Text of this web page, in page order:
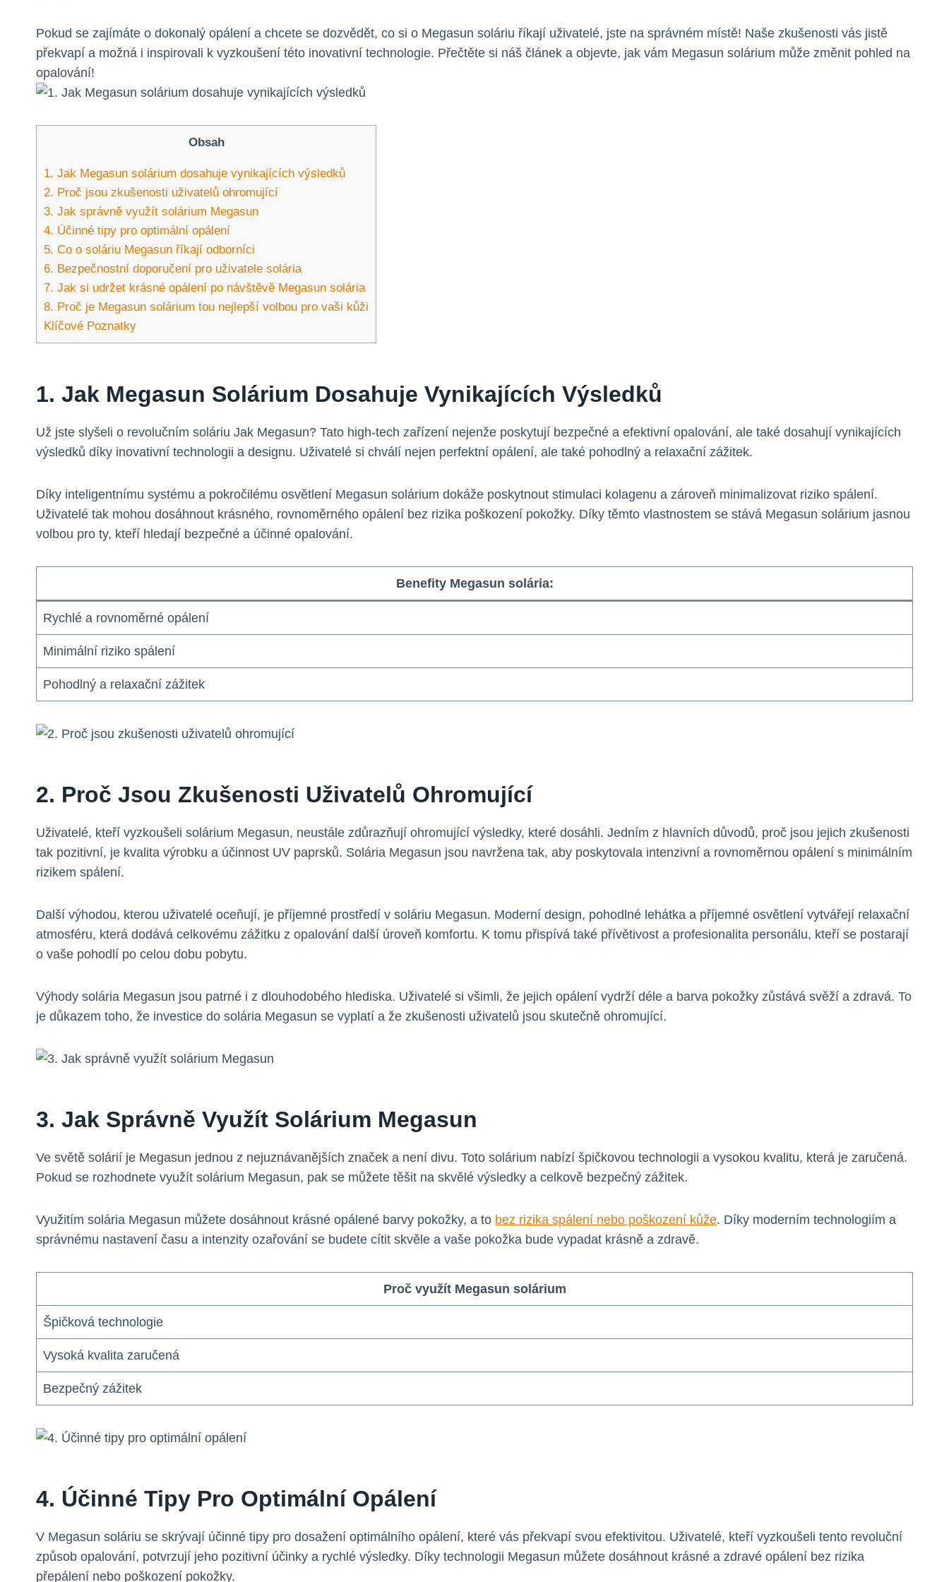
Pokud se zajímáte o dokonalý opálení a chcete se dozvědět, co si o Megasun soláriu říkají uživatelé, jste na správném místě! Naše zkušenosti vás jistě
překvapí a možná i inspirovali k vyzkoušení této inovativní technologie. Přečtěte si náš článek a objevte, jak vám Megasun solárium může změnit pohled na
opalování!
Obsah
1. Jak Megasun solárium dosahuje vynikajících výsledků
2. Proč jsou zkušenosti uživatelů ohromující
3. Jak správně využít solárium Megasun
4. Účinné tipy pro optimální opálení
5. Co o soláriu Megasun říkají odborníci
6. Bezpečnostní doporučení pro uživatele solária
7. Jak si udržet krásné opálení po návštěvě Megasun solária
8. Proč je Megasun solárium tou nejlepší volbou pro vaši kůži
Klíčové Poznatky
1. Jak Megasun Solárium Dosahuje Vynikajících Výsledků
Už jste slyšeli o revolučním soláriu Jak Megasun? Tato high-tech zařízení nejenže poskytují bezpečné a efektivní opalování, ale také dosahují vynikajících
výsledků díky inovativní technologii a designu. Uživatelé si chválí nejen perfektní opálení, ale také pohodlný a relaxační zážitek.
Díky inteligentnímu systému a pokročilému osvětlení Megasun solárium dokáže poskytnout stimulaci kolagenu a zároveň minimalizovat riziko spálení.
Uživatelé tak mohou dosáhnout krásného, rovnoměrného opálení bez rizika poškození pokožky. Díky těmto vlastnostem se stává Megasun solárium jasnou
volbou pro ty, kteří hledají bezpečné a účinné opalování.
Benefity Megasun solária:
Rychlé a rovnoměrné opálení
Minimální riziko spálení
Pohodlný a relaxační zážitek
2. Proč Jsou Zkušenosti Uživatelů Ohromující
Uživatelé, kteří vyzkoušeli solárium Megasun, neustále zdůrazňují ohromující výsledky, které dosáhli. Jedním z hlavních důvodů, proč jsou jejich zkušenosti
tak pozitivní, je kvalita výrobku a účinnost UV paprsků. Solária Megasun jsou navržena tak, aby poskytovala intenzivní a rovnoměrnou opálení s minimálním
rizikem spálení.
Další výhodou, kterou uživatelé oceňují, je příjemné prostředí v soláriu Megasun. Moderní design, pohodlné lehátka a příjemné osvětlení vytvářejí relaxační
atmosféru, která dodává celkovému zážitku z opalování další úroveň komfortu. K tomu přispívá také přívětivost a profesionalita personálu, kteří se postarají
o vaše pohodlí po celou dobu pobytu.
Výhody solária Megasun jsou patrné i z dlouhodobého hlediska. Uživatelé si všimli, že jejich opálení vydrží déle a barva pokožky zůstává svěží a zdravá. To
je důkazem toho, že investice do solária Megasun se vyplatí a že zkušenosti uživatelů jsou skutečně ohromující.
3. Jak Správně Využít Solárium Megasun
Ve světě solárií je Megasun jednou z nejuznávanějších značek a není divu. Toto solárium nabízí špičkovou technologii a vysokou kvalitu, která je zaručená.
Pokud se rozhodnete využít solárium Megasun, pak se můžete těšit na skvělé výsledky a celkově bezpečný zážitek.
Využitím solária Megasun můžete dosáhnout krásné opálené barvy pokožky, a to bez rizika spálení nebo poškození kůže. Díky moderním technologiím a
správnému nastavení času a intenzity ozařování se budete cítit skvěle a vaše pokožka bude vypadat krásně a zdravě.
Proč využít Megasun solárium
Špičková technologie
Vysoká kvalita zaručená
Bezpečný zážitek
4. Účinné Tipy Pro Optimální Opálení
V Megasun soláriu se skrývají účinné tipy pro dosažení optimálního opálení, které vás překvapí svou efektivitou. Uživatelé, kteří vyzkoušeli tento revoluční
způsob opalování, potvrzují jeho pozitivní účinky a rychlé výsledky. Díky technologii Megasun můžete dosáhnout krásné a zdravé opálení bez rizika
přepálení nebo poškození pokožky.